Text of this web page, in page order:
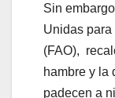
Sin
Unidas
(FAO),
hambre y la
padecen a